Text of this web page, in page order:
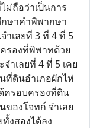
ถือว่าเป็นการ
กษาคำพิพากษา
ำเลยที่ 3 ที่ 4 ที่ 5
รองที่พิพาทด้วย
ำเลยที่ 4 ที่ 5 เคย
ที่ดินอำเภอผักไห่
ครอบครองที่ดิน
องโจทก์ จำเลย
งสองได้ลง